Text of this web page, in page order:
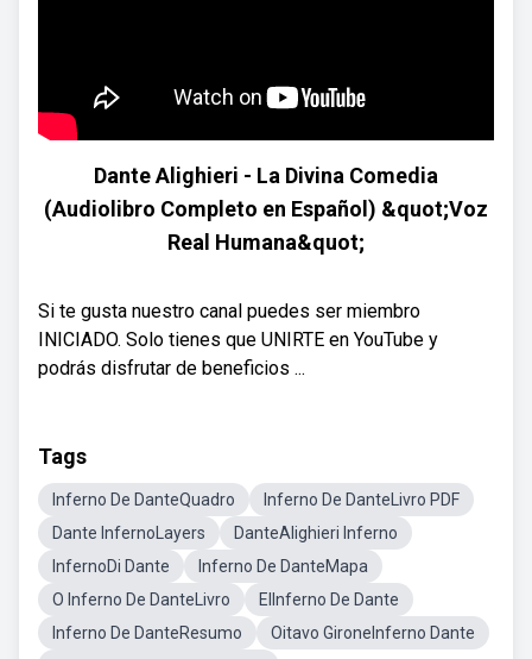
Dante Alighieri - La Divina Comedia
(Audiolibro Completo en Español) &quot;Voz
Real Humana&quot;
Si te gusta nuestro canal puedes ser miembro
INICIADO. Solo tienes que UNIRTE en YouTube y
podrás disfrutar de beneficios ...
Tags
Inferno De DanteQuadro
Inferno De DanteLivro PDF
Dante InfernoLayers
DanteAlighieri Inferno
InfernoDi Dante
Inferno De DanteMapa
O Inferno De DanteLivro
ElInferno De Dante
Inferno De DanteResumo
Oitavo GironeInferno Dante